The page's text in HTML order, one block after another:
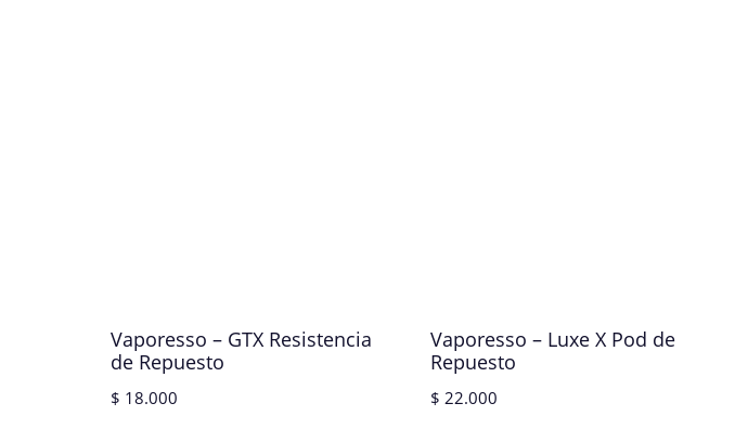
Vaporesso – GTX Resistencia
de Repuesto
$ 18.000
Vaporesso – Luxe X Pod de
Repuesto
$ 22.000